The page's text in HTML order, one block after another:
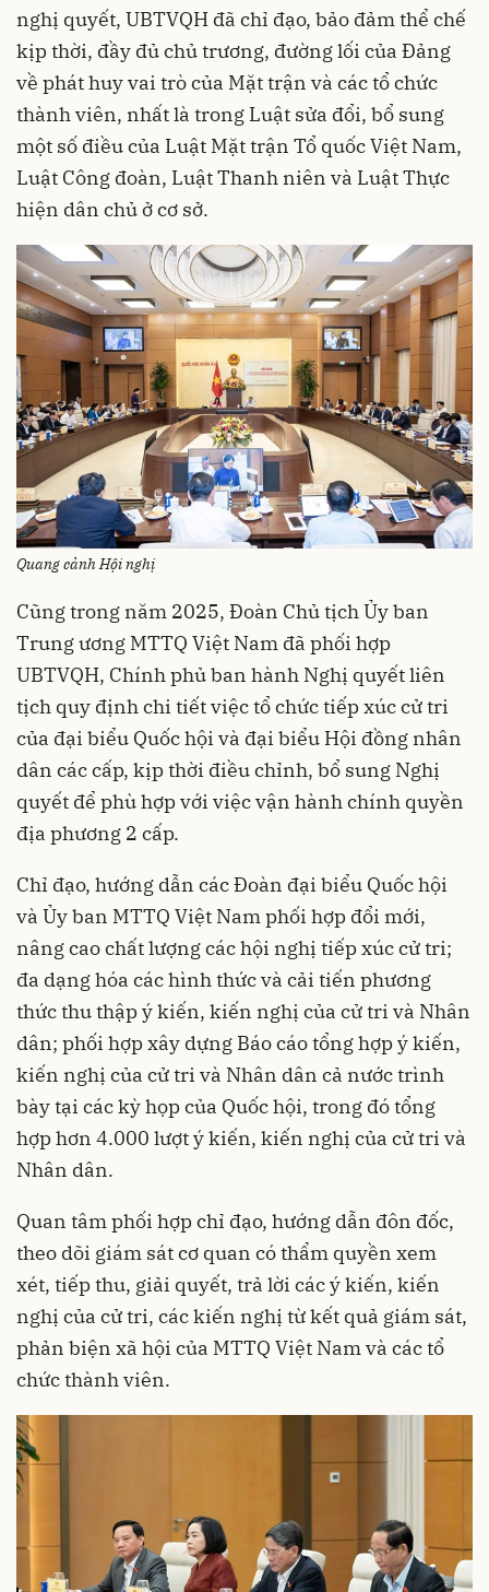
nghị quyết, UBTVQH đã chỉ đạo, bảo đảm thể chế
kịp thời, đầy đủ chủ trương, đường lối của Đảng
về phát huy vai trò của Mặt trận và các tổ chức
thành viên, nhất là trong Luật sửa đổi, bổ sung
một số điều của Luật Mặt trận Tổ quốc Việt Nam,
Luật Công đoàn, Luật Thanh niên và Luật Thực
hiện dân chủ ở cơ sở.
Quang cảnh Hội nghị
Cũng trong năm 2025, Đoàn Chủ tịch Ủy ban
Trung ương MTTQ Việt Nam đã phối hợp
UBTVQH, Chính phủ ban hành Nghị quyết liên
tịch quy định chi tiết việc tổ chức tiếp xúc cử tri
của đại biểu Quốc hội và đại biểu Hội đồng nhân
dân các cấp, kịp thời điều chỉnh, bổ sung Nghị
quyết để phù hợp với việc vận hành chính quyền
địa phương 2 cấp.
Chỉ đạo, hướng dẫn các Đoàn đại biểu Quốc hội
và Ủy ban MTTQ Việt Nam phối hợp đổi mới,
nâng cao chất lượng các hội nghị tiếp xúc cử tri;
đa dạng hóa các hình thức và cải tiến phương
thức thu thập ý kiến, kiến nghị của cử tri và Nhân
dân; phối hợp xây dựng Báo cáo tổng hợp ý kiến,
kiến nghị của cử tri và Nhân dân cả nước trình
bày tại các kỳ họp của Quốc hội, trong đó tổng
hợp hơn 4.000 lượt ý kiến, kiến nghị của cử tri và
Nhân dân.
Quan tâm phối hợp chỉ đạo, hướng dẫn đôn đốc,
theo dõi giám sát cơ quan có thẩm quyền xem
xét, tiếp thu, giải quyết, trả lời các ý kiến, kiến
nghị của cử tri, các kiến nghị từ kết quả giám sát,
phản biện xã hội của MTTQ Việt Nam và các tổ
chức thành viên.